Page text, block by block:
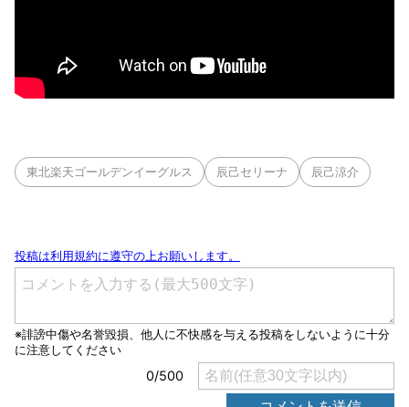
東北楽天ゴールデンイーグルス 辰己セリーナ 辰己涼介